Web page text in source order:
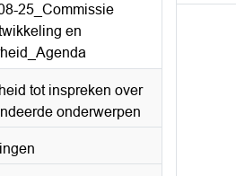
25_Commissie
en
tot inspreken over
onderwerpen